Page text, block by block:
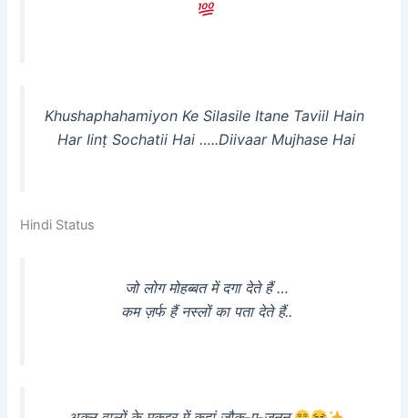
Khushaphahamiyon Ke Silasile Itane Taviil Hain
Har Iinṭ Sochatii Hai …..Diivaar Mujhase Hai
Hindi Status
जो लोग मोहब्बत में दगा देते हैं …
कम ज़र्फ हैं नस्लों का पता देते हैं..